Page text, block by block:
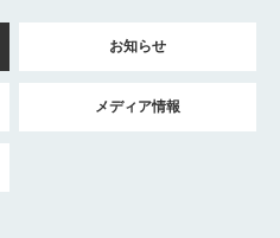
お知らせ
メディア情報